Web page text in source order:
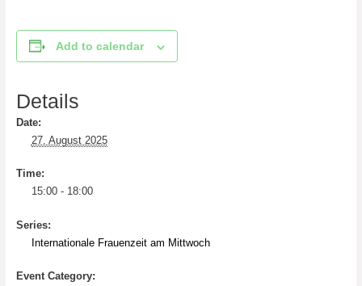
Add to calendar
Details
Date:
27. August 2025
Time:
15:00 - 18:00
Series:
Internationale Frauenzeit am Mittwoch
Event Category: